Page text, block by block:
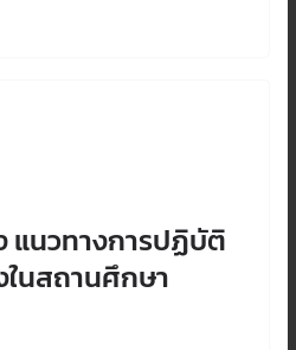
แนวทางการปฏิบัติ
นสถานศึกษา